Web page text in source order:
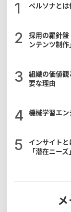
ペルソナとは
採用の羅針
ンテンツ制
組織の価値
要な理由
機械学習エ
インサイトと
「潜在ニー